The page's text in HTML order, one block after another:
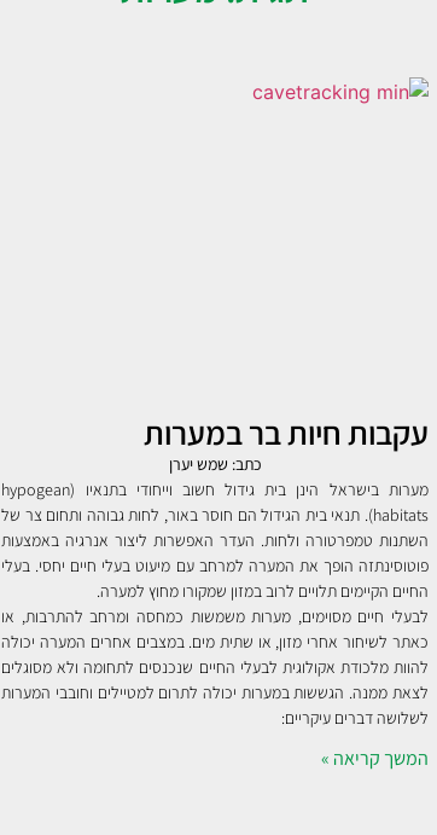
עקבות חיות בר במערות
כתב: שמש יערן
מערות בישראל הינן בית גידול חשוב וייחודי בתנאיו (hypogean
habitats). תנאי בית הגידול הם חוסר באור, לחות גבוהה ותחום צר של
השתנות טמפרטורה ולחות. העדר האפשרות ליצור אנרגיה באמצעות
פוטוסינתזה הופך את המערה למרחב עם מיעוט בעלי חיים יחסי. בעלי
החיים הקיימים תלויים לרוב במזון שמקורו מחוץ למערה.
לבעלי חיים מסוימים, מערות משמשות כמחסה ומרחב להתרבות, או
כאתר לשיחור אחרי מזון, או שתית מים. במצבים אחרים המערה יכולה
להוות מלכודת אקולוגית לבעלי החיים שנכנסים לתחומה ולא מסוגלים
לצאת ממנה. הגששות במערות יכולה לתרום למטיילים וחובבי המערות
לשלושה דברים עיקריים:
המשך קריאה »